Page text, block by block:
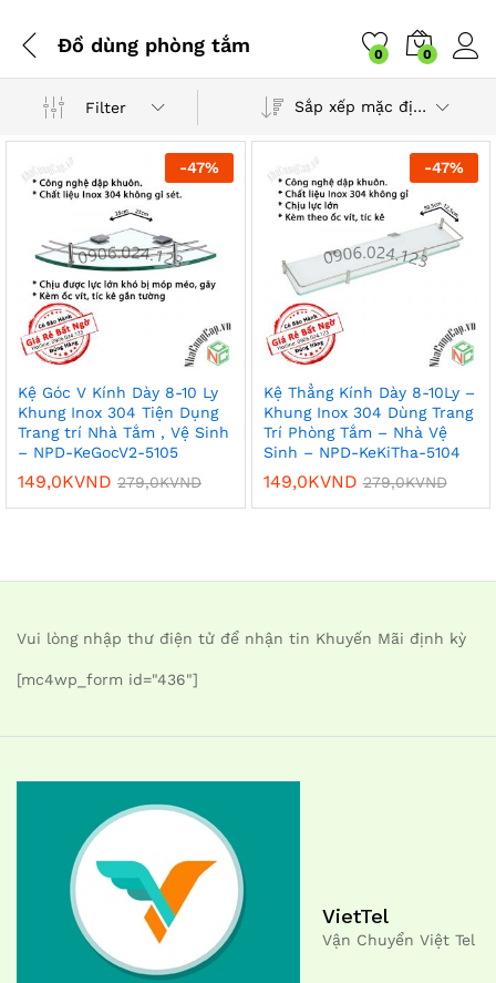
Đồ dùng phòng tắm 0 0
Filter Sắp xếp mặc định
-47%
Kệ Góc V Kính Dày 8-10 Ly
Khung Inox 304 Tiện Dụng
Trang trí Nhà Tắm , Vệ Sinh
– NPD-KeGocV2-5105
149,0KVND 279,0KVND
-47%
Kệ Thẳng Kính Dày 8-10Ly –
Khung Inox 304 Dùng Trang
Trí Phòng Tắm – Nhà Vệ
Sinh – NPD-KeKiTha-5104
149,0KVND 279,0KVND
Vui lòng nhập thư điện tử để nhận tin Khuyến Mãi định kỳ
[mc4wp_form id="436"]
VietTel
Vận Chuyển Việt Tel